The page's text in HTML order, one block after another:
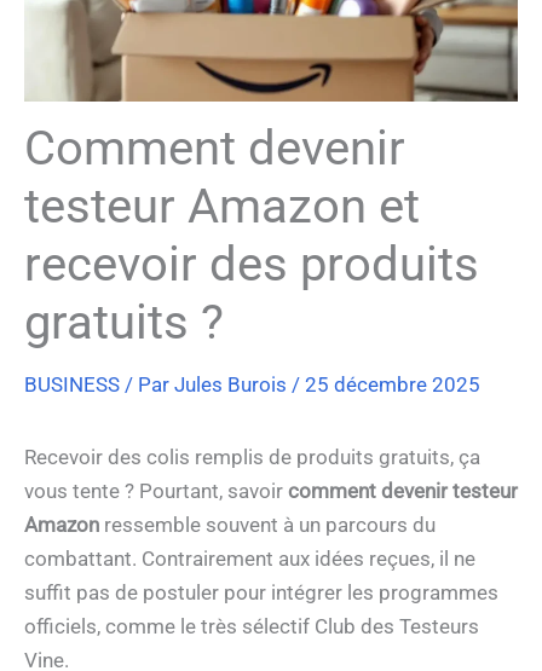
Comment devenir
testeur Amazon et
recevoir des produits
gratuits ?
BUSINESS / Par Jules Burois / 25 décembre 2025
Recevoir des colis remplis de produits gratuits, ça
vous tente ? Pourtant, savoir comment devenir testeur
Amazon ressemble souvent à un parcours du
combattant. Contrairement aux idées reçues, il ne
suffit pas de postuler pour intégrer les programmes
officiels, comme le très sélectif Club des Testeurs
Vine.